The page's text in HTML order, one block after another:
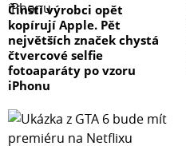
Čínští výrobci opět
kopírují Apple. Pět
největších značek chystá
čtvercové selfie
fotoaparáty po vzoru
iPhonu